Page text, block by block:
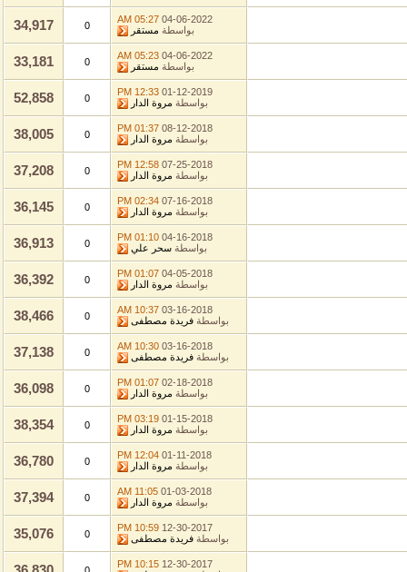
04-06-2022
05:27 AM
بواسطةمستقر 34,917
04-06-2022
05:23 AM
بواسطةمستقر 33,181
01-12-2019
12:33 PM
بواسطةمروة الدار 52,858
08-12-2018
01:37 PM
بواسطةمروة الدار 38,005
07-25-2018
12:58 PM
بواسطةمروة الدار 37,208
07-16-2018
02:34 PM
بواسطةمروة الدار 36,145
04-16-2018
01:10 PM
بواسطةسحر علي 36,913
04-05-2018
01:07 PM
بواسطةمروة الدار 36,392
03-16-2018
10:37 AM
بواسطةفريدة مصطفى 38,466
03-16-2018
10:30 AM
بواسطةفريدة مصطفى 37,138
02-18-2018
01:07 PM
بواسطةمروة الدار 36,098
01-15-2018
03:19 PM
بواسطةمروة الدار 38,354
01-11-2018
12:04 PM
بواسطةمروة الدار 36,780
01-03-2018
11:05 AM
بواسطةمروة الدار 37,394
12-30-2017
10:59 PM
بواسطةفريدة مصطفى 35,076
12-30-2017
10:15 PM